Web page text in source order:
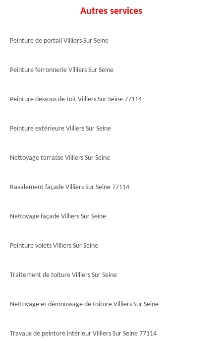
Autres services
Peinture de portail Villiers Sur Seine
Peinture ferronnerie Villiers Sur Seine
Peinture dessous de toit Villiers Sur Seine 77114
Peinture extérieure Villiers Sur Seine
Nettoyage terrasse Villiers Sur Seine
Ravalement façade Villiers Sur Seine 77114
Nettoyage façade Villiers Sur Seine
Peinture volets Villiers Sur Seine
Traitement de toiture Villiers Sur Seine
Nettoyage et démoussage de toiture Villiers Sur Seine
Travaux de peinture intérieur Villiers Sur Seine 77114